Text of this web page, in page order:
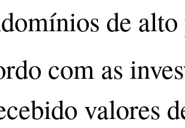
de alto
com as
valores